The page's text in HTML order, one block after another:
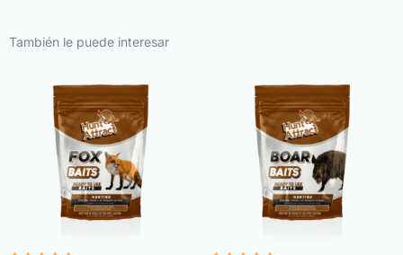
También le puede interesar